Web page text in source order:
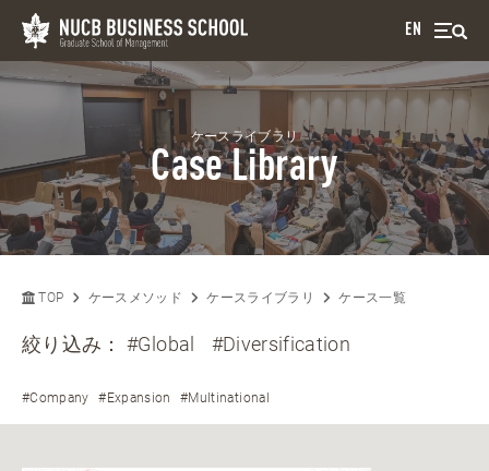
EN
ケースライブラリ
Case Library
TOP ケースメソッド ケースライブラリ ケース一覧
絞り込み：#Global #Diversification
#Company #Expansion #Multinational